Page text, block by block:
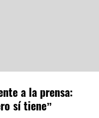
a la prensa:
sí tiene”